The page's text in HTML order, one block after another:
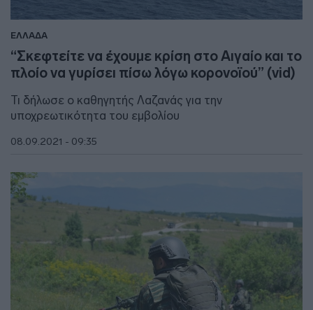
ΕΛΛΑΔΑ
“Σκεφτείτε να έχουμε κρίση στο Αιγαίο και το
πλοίο να γυρίσει πίσω λόγω κορονοϊού” (vid)
Τι δήλωσε ο καθηγητής Λαζανάς για την
υποχρεωτικότητα του εμβολίου
08.09.2021 - 09:35